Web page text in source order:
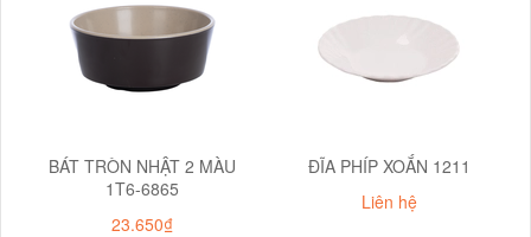
BÁT TRÒN NHẬT 2 MÀU
1T6-6865
23.650₫
ĐĨA PHÍP XOẮN 1211
Liên hệ